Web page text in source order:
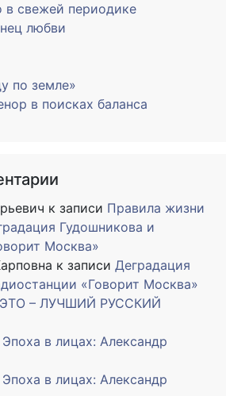
в свежей периодике
любви
по земле»
в поисках баланса
к записи Правила жизни
Гудошникова и
Москва»
к записи Деградация
«Говорит Москва»
– ЛУЧШИЙ РУССКИЙ
Эпоха в лицах: Александр
Эпоха в лицах: Александр